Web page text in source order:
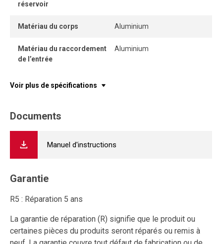
réservoir
Matériau du corps Aluminium
Matériau du raccordement
de l’entrée
Aluminium
Voir plus de spécifications
Documents
Manuel d'instructions
Garantie
R5 : Réparation 5 ans
La garantie de réparation (R) signifie que le produit ou
certaines pièces du produits seront réparés ou remis à